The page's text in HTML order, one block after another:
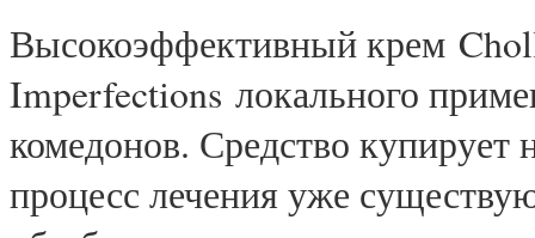
Высокоэффективный крем
Imperfections локального
комедонов. Средство купирует
процесс лечения уже